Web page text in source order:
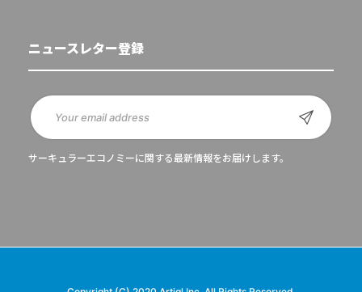
ニュースレター登録
サーキュラーエコノミーに関する最新情報をお届けします。